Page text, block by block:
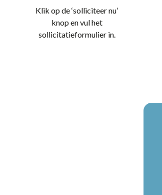
Klik op de ‘solliciteer nu’
knop en vul het
sollicitatieformulier in.